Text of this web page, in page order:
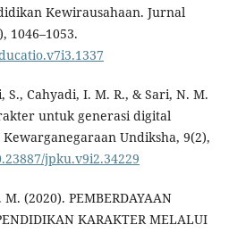
Kewirausahaan. Jurnal
1046–1053.
S., Cahyadi, I. M. R., & Sari, N. M.
untuk generasi digital
Undiksha, 9(2),
jpku.v9i2.34229
(2020). PEMBERDAYAAN
KARAKTER MELALUI